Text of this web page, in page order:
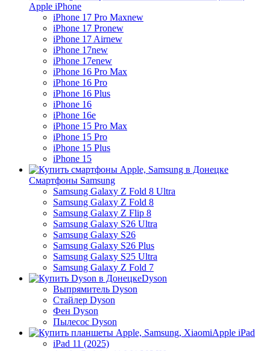
Apple iPhone
iPhone 17 Pro Maxnew
iPhone 17 Pronew
iPhone 17 Airnew
iPhone 17new
iPhone 17enew
iPhone 16 Pro Max
iPhone 16 Pro
iPhone 16 Plus
iPhone 16
iPhone 16e
iPhone 15 Pro Max
iPhone 15 Pro
iPhone 15 Plus
iPhone 15
Смартфоны Samsung
Samsung Galaxy Z Fold 8 Ultra
Samsung Galaxy Z Fold 8
Samsung Galaxy Z Flip 8
Samsung Galaxy S26 Ultra
Samsung Galaxy S26
Samsung Galaxy S26 Plus
Samsung Galaxy S25 Ultra
Samsung Galaxy Z Fold 7
Dyson
Выпрямитель Dyson
Стайлер Dyson
Фен Dyson
Пылесос Dyson
Apple iPad
iPad 11 (2025)